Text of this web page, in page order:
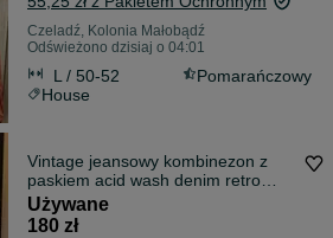
Czeladź, Kolonia Małobądź
Odświeżono dzisiaj o 04:01
L / 50-52
Pomarańczowy
House
Vintage jeansowy kombinezon z
paskiem acid wash denim retro
unikat
Używane
180 zł